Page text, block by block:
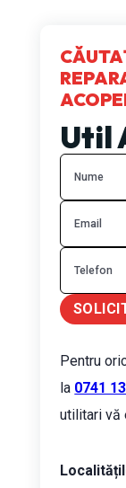
Util
Pentru
la 0741
utilitari vă